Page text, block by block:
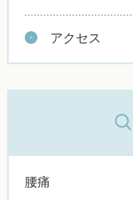
アクセス
腰痛